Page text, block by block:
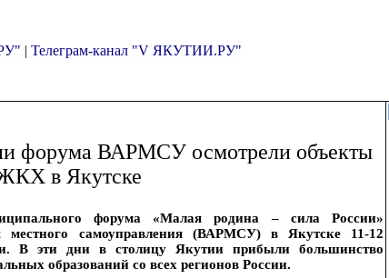
| Телеграм-канал "V ЯКУТИИ.РУ"
форума ВАРМСУ осмотрели объекты
в Якутске
форума «Малая родина – сила России»
местного самоуправления (ВАРМСУ) в Якутске 11-12
В эти дни в столицу Якутии прибыли большинство
образований со всех регионов России.